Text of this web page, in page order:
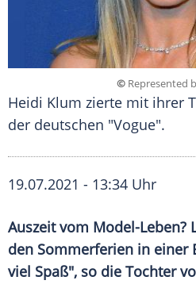
© Represented
Heidi Klum zierte mit ihrer
der deutschen "Vogue".
19.07.2021 - 13:34 Uhr
Auszeitvom Model-Leben?
den Sommerferien in einer
viel Spaß", so die Tochter